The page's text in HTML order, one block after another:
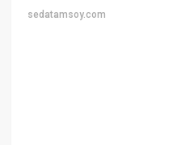
sedatamsoy.com